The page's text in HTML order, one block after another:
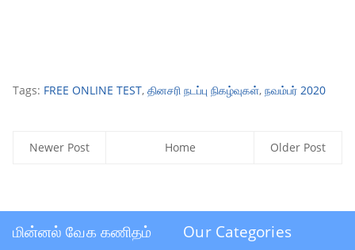
Tags: FREE ONLINE TEST, தினசரி நடப்பு நிகழ்வுகள், நவம்பர் 2020
Newer Post Older Post
Home
மின்னல் வேக கணிதம் Our Categories